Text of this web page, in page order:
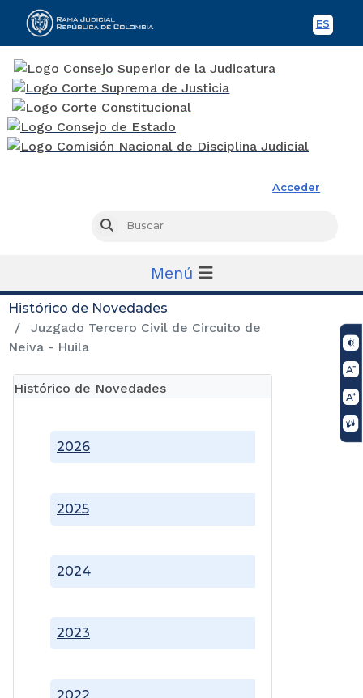
ES
Acceder
Buscar
Menú
Histórico de Novedades
Juzgado Tercero Civil de Circuito de
Neiva - Huila
Histórico de Novedades
2023
2024
2025
2026